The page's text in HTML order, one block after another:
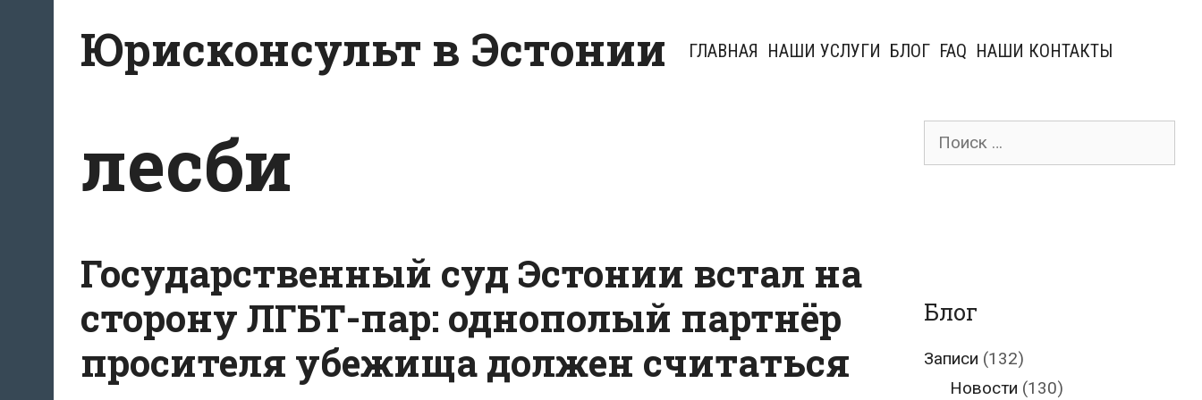
содержимому
Юрисконсульт в Эстонии ГЛАВНАЯ НАШИ УСЛУГИ БЛОГ FAQ НАШИ КОНТАКТЫ
лесби
Государственный суд Эстонии встал на
сторону ЛГБТ-пар: однополый партнёр
просителя убежища должен считаться
Поиск
Блог
Записи (132)
Новости (130)